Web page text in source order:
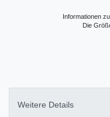
Informationen
Die
Weitere Details